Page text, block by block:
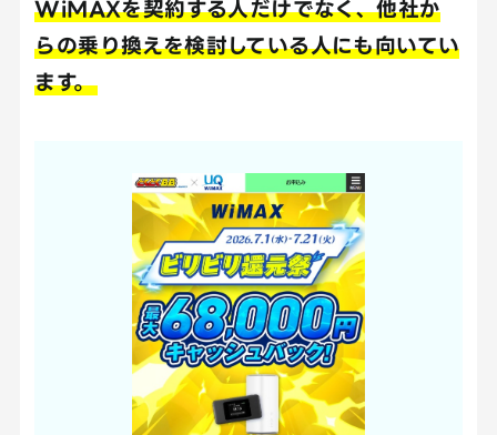
WiMAXを契約する人だけでなく、他社か
らの乗り換えを検討している人にも向いてい
ます。